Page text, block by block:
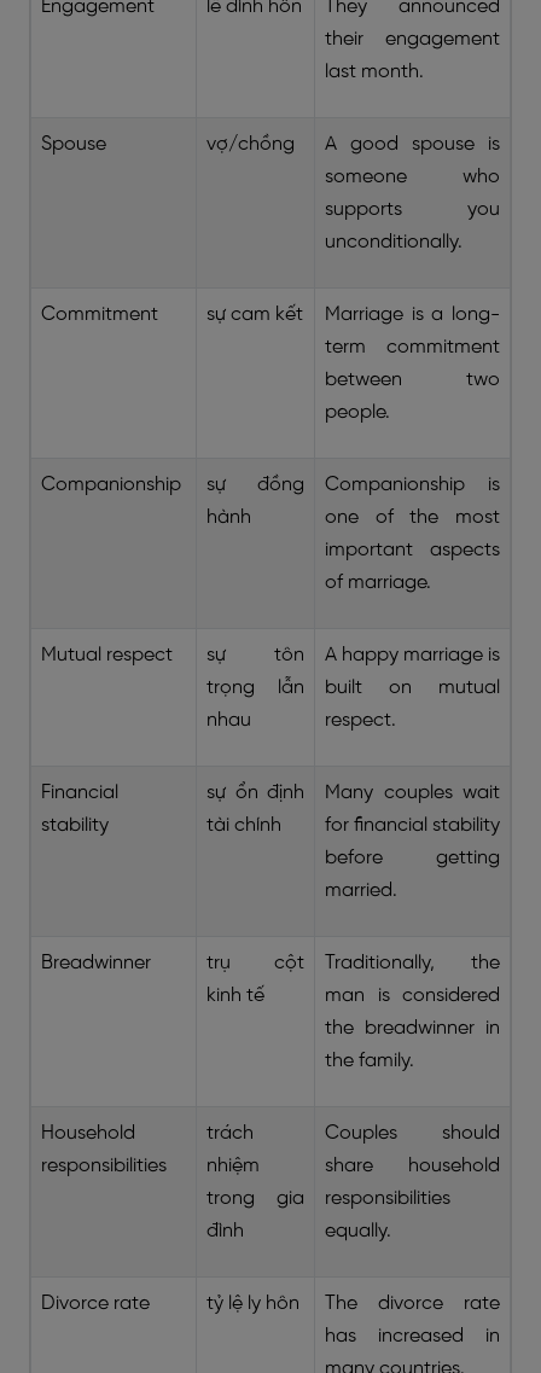
Engagement lễ đính hôn
They announced
their engagement
last month.
Spouse vợ/chồng
A good spouse is
someone who
supports you
unconditionally.
Commitment sự cam kết
Marriage is a long-
term commitment
between two
people.
Companionship
sự đồng
hành
Companionship is
one of the most
important aspects
of marriage.
Mutual respect
sự tôn
trọng lẫn
nhau
A happy marriage is
built on mutual
respect.
Financial
stability
sự ổn định
tài chính
Many couples wait
for financial stability
before getting
married.
Breadwinner
trụ cột
kinh tế
Traditionally, the
man is considered
the breadwinner in
the family.
Household
responsibilities
trách
nhiệm
trong gia
đình
Couples should
share household
responsibilities
equally.
Divorce rate tỷ lệ ly hôn
The divorce rate
has increased in